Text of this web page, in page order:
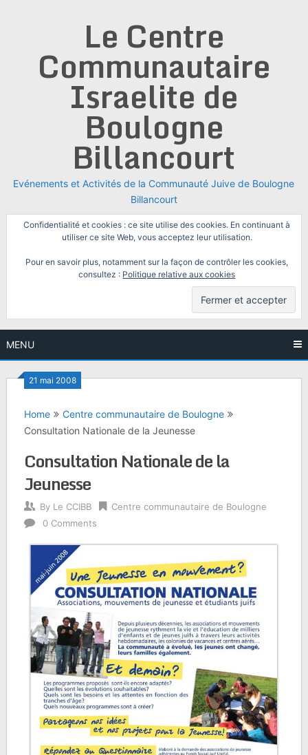
Le Centre
Communautaire
Israelite de
Boulogne
Billancourt
Evénements et Activités de la Communauté Juive de Boulogne
Billancourt
Confidentialité et cookies : ce site utilise des cookies. En continuant à
utiliser ce site Web, vous acceptez leur utilisation.
Pour en savoir plus, notamment sur la façon de contrôler les cookies,
consultez : Politique relative aux cookies
MENU
21 mai 2008
Home
Centre communautaire de Boulogne
Consultation Nationale de la Jeunesse
Consultation Nationale de la
Jeunesse
By Le CCIBB
Centre communautaire de Boulogne
0 Comments